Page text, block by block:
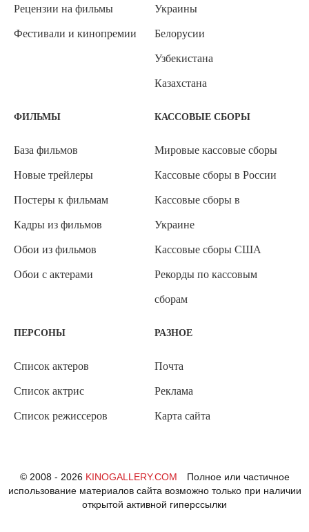
Рецензии на фильмы
Фестивали и кинопремии
Украины
Белорусии
Узбекистана
Казахстана
ФИЛЬМЫ
База фильмов
Новые трейлеры
Постеры к фильмам
Кадры из фильмов
Обои из фильмов
Обои с актерами
КАССОВЫЕ СБОРЫ
Мировые кассовые сборы
Кассовые сборы в России
Кассовые сборы в
Украине
Кассовые сборы США
Рекорды по кассовым
сборам
ПЕРСОНЫ
Список актеров
Список актрис
Список режиссеров
РАЗНОЕ
Почта
Реклама
Карта сайта
© 2008 - 2026 KINOGALLERY.COM
Полное или частичное
использование материалов сайта возможно только при наличии
открытой активной гиперссылки